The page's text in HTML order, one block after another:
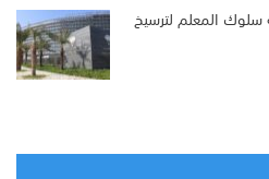
سلوك المعلم لترسيخ